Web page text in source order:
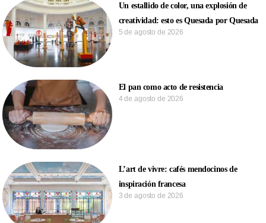
Un estallido de color, una explosión de
creatividad: esto es Quesada por Quesada
5 de agosto de 2026
El pan como acto de resistencia
4 de agosto de 2026
L’art de vivre: cafés mendocinos de
inspiración francesa
3 de agosto de 2026